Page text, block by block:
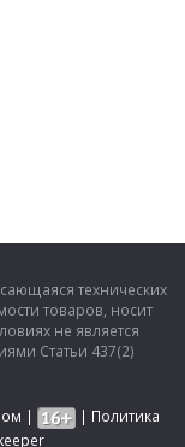
технических
товаров, носит
не является
Статьи 437(2)
| | Политика